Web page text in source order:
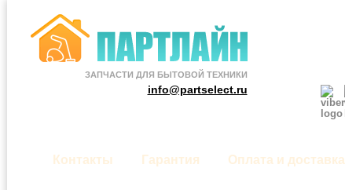
ЗАПЧАСТИ ДЛЯ БЫТОВОЙ ТЕХНИКИ
info@partselect.ru
Контакты Гарантия Оплата и доставка